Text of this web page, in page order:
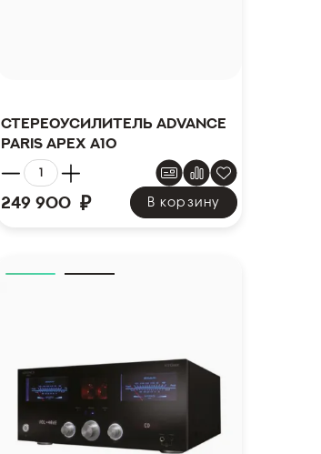
Стереоусилитель Advance
Paris Apex A10
249 900 ₽ В корзину